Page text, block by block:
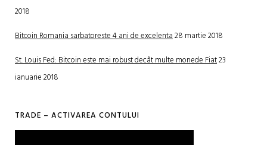
2018
Bitcoin Romania sarbatoreste 4 ani de excelenta28 martie 2018
St. Louis Fed: Bitcoin este mai robust decât multe monede Fiat23
ianuarie 2018
TRADE – ACTIVAREA CONTULUI